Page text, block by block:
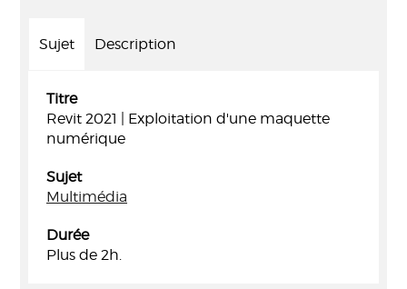
Sujet Description
Titre
Revit 2021 | Exploitation d'une maquette
numérique
Sujet
Multimédia
Durée
Plus de 2h.